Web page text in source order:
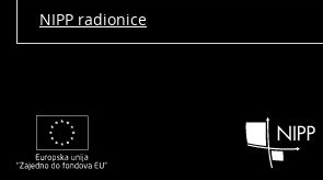
NIPP radionice